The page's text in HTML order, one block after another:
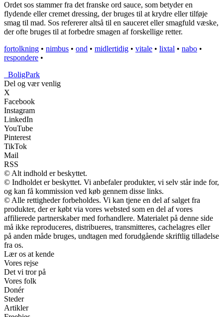
Ordet sos stammer fra det franske ord sauce, som betyder en
flydende eller cremet dressing, der bruges til at krydre eller tilføje
smag til mad. Sos refererer altså til en sauceret eller smagfuld væske,
der ofte bruges til at forbedre smagen af ​​forskellige retter.
fortolkning • nimbus • ond • midlertidig • vitale • lixtal • nabo •
respondere •
BoligPark
Del og vær venlig
X
Facebook
Instagram
LinkedIn
YouTube
Pinterest
TikTok
Mail
RSS
© Alt indhold er beskyttet.
© Indholdet er beskyttet. Vi anbefaler produkter, vi selv står inde for,
og kan få kommission ved køb gennem disse links.
© Alle rettigheder forbeholdes. Vi kan tjene en del af salget fra
produkter, der er købt via vores websted som en del af vores
affilierede partnerskaber med forhandlere. Materialet på denne side
må ikke reproduceres, distribueres, transmitteres, cachelagres eller
på anden måde bruges, undtagen med forudgående skriftlig tilladelse
fra os.
Lær os at kende
Vores rejse
Det vi tror på
Vores folk
Donér
Steder
Artikler